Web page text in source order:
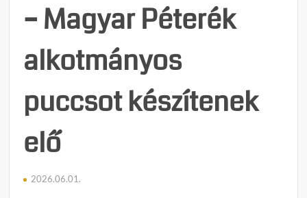
– Magyar Péterék
alkotmányos
puccsot készítenek
elő
2026.06.01.